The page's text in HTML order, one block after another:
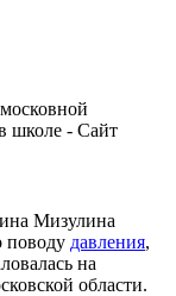
Мизулина
поводу давления,
на
области.